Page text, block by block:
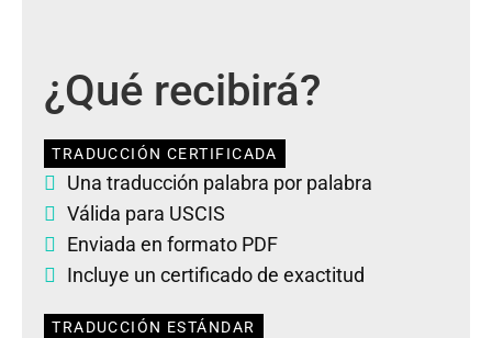
¿Qué recibirá?
TRADUCCIÓN CERTIFICADA
Una traducción palabra por palabra
Válida para USCIS
Enviada en formato PDF
Incluye un certificado de exactitud
TRADUCCIÓN ESTÁNDAR